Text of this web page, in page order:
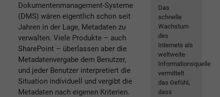
Dokumentenmanagement-Systeme
(DMS) wären eigentlich schon seit
Jahren in der Lage, Metadaten zu
verwalten. Viele Produkte – auch
SharePoint – überlassen aber die
Metadatenvergabe dem Benutzer,
und jeder Benutzer interpretiert die
Situation individuell und vergibt die
Metadaten nach eigenen Kriterien.
Das
schnelle
Wachstum
des
Internets als
weltweite
Informationsquelle
vermittelt
das Gefühl,
dass